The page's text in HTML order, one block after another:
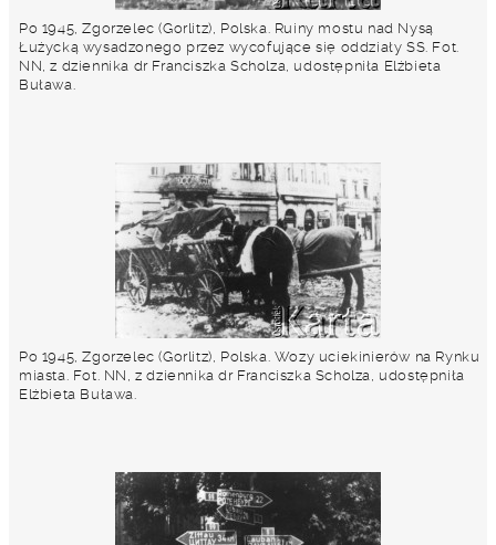
Po 1945, Zgorzelec (Gorlitz), Polska. Ruiny mostu nad Nysą
Łużycką wysadzonego przez wycofujące się oddziały SS. Fot.
NN, z dziennika dr Franciszka Scholza, udostępniła Elżbieta
Buława.
Po 1945, Zgorzelec (Gorlitz), Polska. Wozy uciekinierów na Rynku
miasta. Fot. NN, z dziennika dr Franciszka Scholza, udostępniła
Elżbieta Buława.